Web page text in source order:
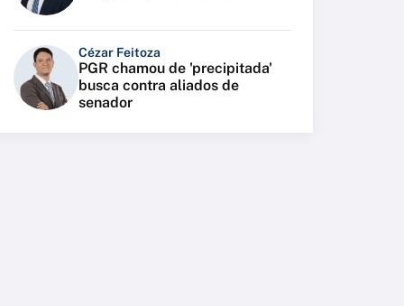
Cézar Feitoza
PGR chamou de 'precipitada'
busca contra aliados de
senador